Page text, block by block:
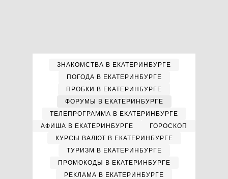
ЗНАКОМСТВА В ЕКАТЕРИНБУРГЕ
ПОГОДА В ЕКАТЕРИНБУРГЕ
ПРОБКИ В ЕКАТЕРИНБУРГЕ
ФОРУМЫ В ЕКАТЕРИНБУРГЕ
ТЕЛЕПРОГРАММА В ЕКАТЕРИНБУРГЕ
АФИША В ЕКАТЕРИНБУРГЕ
ГОРОСКОП
КУРСЫ ВАЛЮТ В ЕКАТЕРИНБУРГЕ
ТУРИЗМ В ЕКАТЕРИНБУРГЕ
ПРОМОКОДЫ В ЕКАТЕРИНБУРГЕ
РЕКЛАМА В ЕКАТЕРИНБУРГЕ